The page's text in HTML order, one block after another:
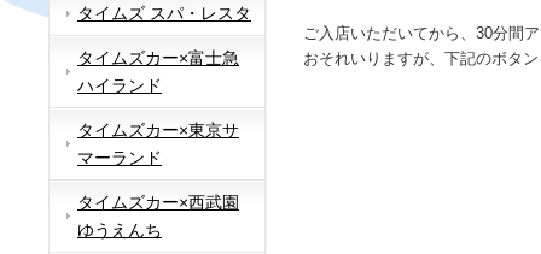
タイムズ スパ・レスタ
タイムズカー×富士急
ハイランド
タイムズカー×東京サ
マーランド
タイムズカー×西武園
ゆうえんち
ご入店いただいてから、30分間
おそれいりますが、下記のボタ